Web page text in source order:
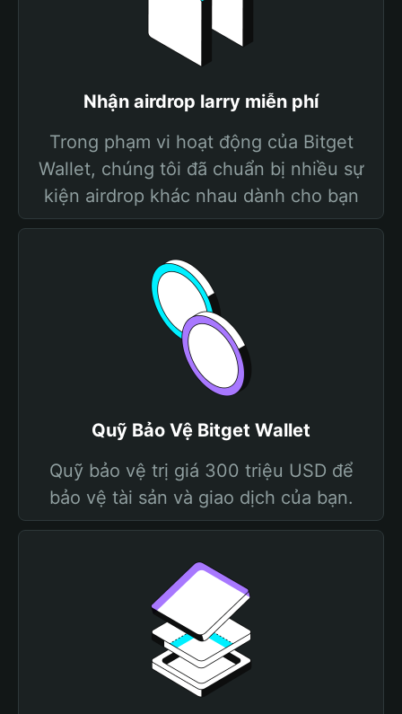
Nhận airdrop larry miễn phí
Trong phạm vi hoạt động của Bitget
Wallet, chúng tôi đã chuẩn bị nhiều sự
kiện airdrop khác nhau dành cho bạn
Quỹ Bảo Vệ Bitget Wallet
Quỹ bảo vệ trị giá 300 triệu USD để
bảo vệ tài sản và giao dịch của bạn.